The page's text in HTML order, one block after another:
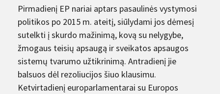
Pirmadienį EP nariai aptars pasaulinės vystymosi
politikos po 2015 m. ateitį, siūlydami jos dėmesį
sutelkti į skurdo mažinimą, kovą su nelygybe,
žmogaus teisių apsaugą ir sveikatos apsaugos
sistemų tvarumo užtikrinimą. Antradienį jie
balsuos dėl rezoliucijos šiuo klausimu.
Ketvirtadienį europarlamentarai su Europos